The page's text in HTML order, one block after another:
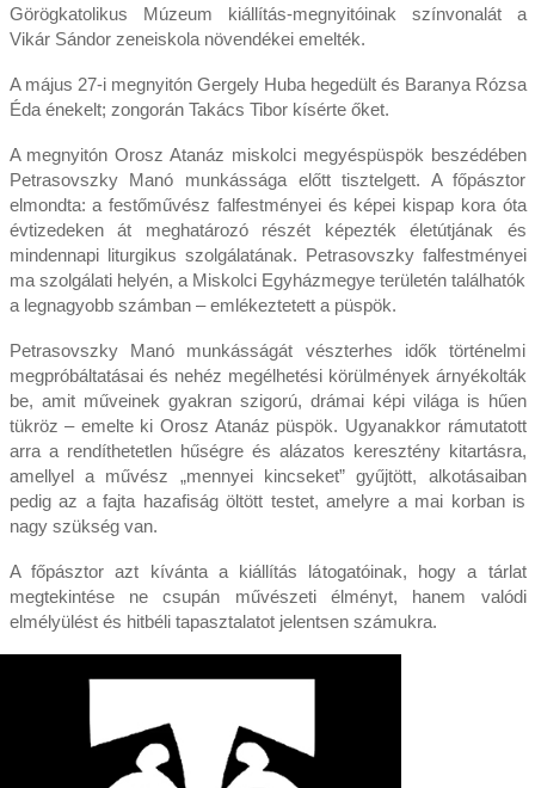
Görögkatolikus Múzeum kiállítás-megnyitóinak színvonalát a
Vikár Sándor zeneiskola növendékei emelték.
A május 27-i megnyitón Gergely Huba hegedült és Baranya Rózsa
Éda énekelt; zongorán Takács Tibor kísérte őket.
A megnyitón Orosz Atanáz miskolci megyéspüspök beszédében
Petrasovszky Manó munkássága előtt tisztelgett. A főpásztor
elmondta: a festőművész falfestményei és képei kispap kora óta
évtizedeken át meghatározó részét képezték életútjának és
mindennapi liturgikus szolgálatának. Petrasovszky falfestményei
ma szolgálati helyén, a Miskolci Egyházmegye területén találhatók
a legnagyobb számban – emlékeztetett a püspök.
Petrasovszky Manó munkásságát vészterhes idők történelmi
megpróbáltatásai és nehéz megélhetési körülmények árnyékolták
be, amit műveinek gyakran szigorú, drámai képi világa is hűen
tükröz – emelte ki Orosz Atanáz püspök. Ugyanakkor rámutatott
arra a rendíthetetlen hűségre és alázatos keresztény kitartásra,
amellyel a művész „mennyei kincseket” gyűjtött, alkotásaiban
pedig az a fajta hazafiság öltött testet, amelyre a mai korban is
nagy szükség van.
A főpásztor azt kívánta a kiállítás látogatóinak, hogy a tárlat
megtekintése ne csupán művészeti élményt, hanem valódi
elmélyülést és hitbéli tapasztalatot jelentsen számukra.